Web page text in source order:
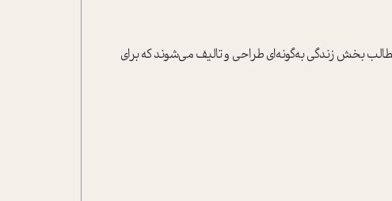
بخش زندگی به‌گونه‌ای طراحی و تالیف می‌شوند که برای